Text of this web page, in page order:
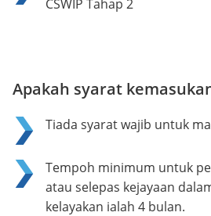
CSWIP Tahap 2
Apakah syarat
Tiada syarat wajib untuk
Tempoh minimum untuk
atau selepas kejayaan
kelayakan ialah 4 bulan.